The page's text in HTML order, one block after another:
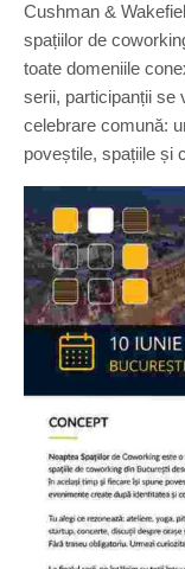
Cushman &
spațiilor de
toate domeniile
serii, participanții se
celebrare comună:
poveștile, spațiile și